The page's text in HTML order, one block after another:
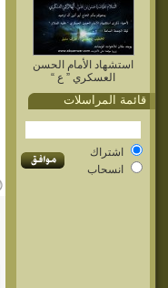
استشهاد الأمام الحسن
العسكري ” ع “
قائمة المراسلات
اشتراك
انسحاب